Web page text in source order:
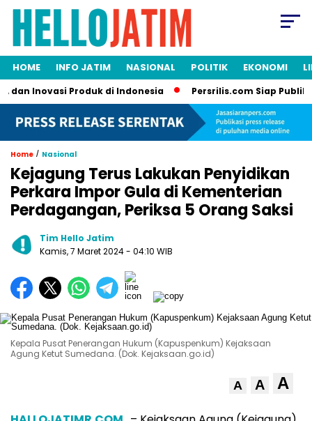
HOME INFO JATIM NASIONAL POLITIK EKONOMI
Inovasi Produk di Indonesia Persrilis.com Siap
Home / Nasional
Kejagung Terus Lakukan Penyidikan
Perkara Impor Gula di Kementerian
Perdagangan, Periksa 5 Orang Saksi
Tim Hello Jatim
Kamis, 7 Maret 2024- 04:10 WIB
Kepala Pusat Penerangan Hukum (Kapuspenkum) Kejaksaan
Agung Ketut Sumedana. (Dok. Kejaksaan.go.id)
A A A